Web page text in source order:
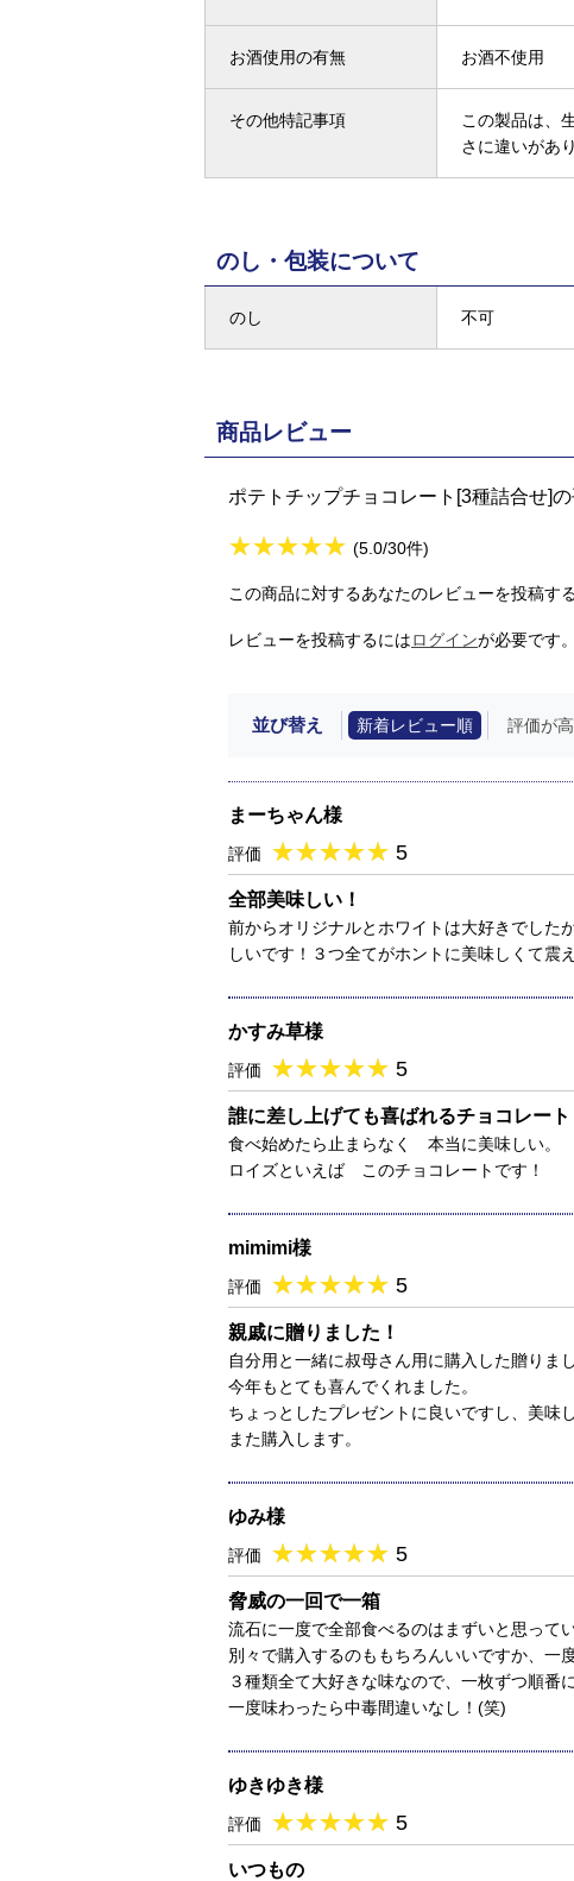
お酒使用の有無 お酒不使用
その他特記事項
この製品は、
さに違いがあ
のし・包装について
のし 不可
商品レビュー
ポテトチップチョコレート[3種詰合せ]
★★★★★
★★★★★ (5.0/30件)
この商品に対するあなたのレビューを投稿す
レビューを投稿するにはログインが必要です。
並び替え 新着レビュー順 評価が
まーちゃん様
評価 ★★★★★
★★★★★ 5
全部美味しい！
前からオリジナルとホワイトは大好きでした
しいです！３つ全てがホントに美味しくて震
かすみ草様
評価 ★★★★★
★★★★★ 5
誰に差し上げても喜ばれるチョコレート
食べ始めたら止まらなく 本当に美味しい。
ロイズといえば このチョコレートです！
mimimi様
評価 ★★★★★
★★★★★ 5
親戚に贈りました！
自分用と一緒に叔母さん用に購入した贈りま
今年もとても喜んでくれました。
ちょっとしたプレゼントに良いですし、美味
また購入します。
ゆみ様
評価 ★★★★★
★★★★★ 5
脅威の一回で一箱
流石に一度で全部食べるのはまずいと思って
別々で購入するのももちろんいいですか、一
３種類全て大好きな味なので、一枚ずつ順
一度味わったら中毒間違いなし！(笑)
ゆきゆき様
評価 ★★★★★
★★★★★ 5
いつもの